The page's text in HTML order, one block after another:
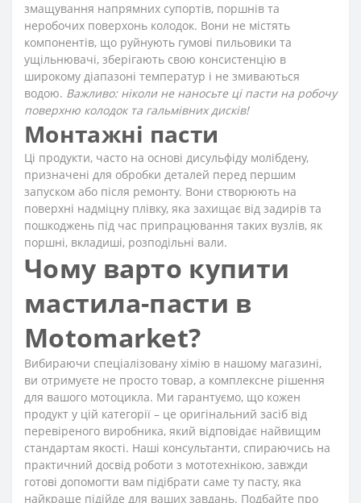
змащування напрямних супортів, поршнів та
неробочих поверхонь колодок. Вони не містять
компонентів, що руйнують гумові пильовики та
ущільнювачі, зберігають свою консистенцію в
широкому діапазоні температур і не змиваються
водою. Важливо: ніколи не наносьте ці пасти на робочу
поверхню колодок та гальмівних дисків!
Монтажні пасти
Ці продукти, часто на основі дисульфіду молібдену,
призначені для обробки деталей перед першим
запуском або після ремонту. Вони створюють на
поверхні надміцну плівку, яка захищає від задирів та
пошкоджень під час припрацювання таких вузлів, як
поршні, вкладиші, розподільні вали.
Чому варто купити
мастила-пасти в
Motomarket?
Вибираючи спеціалізовану хімію в нашому магазині,
ви отримуєте не просто товар, а комплексне рішення
для вашого мотоцикла. Ми гарантуємо, що кожен
продукт у цій категорії – це оригінальний засіб від
перевіреного виробника, який відповідає найвищим
стандартам якості. Наші консультанти, спираючись на
практичний досвід роботи з мототехнікою, завжди
готові допомогти вам підібрати саме ту пасту, яка
найкраще підійде для ваших завдань. Подбайте про